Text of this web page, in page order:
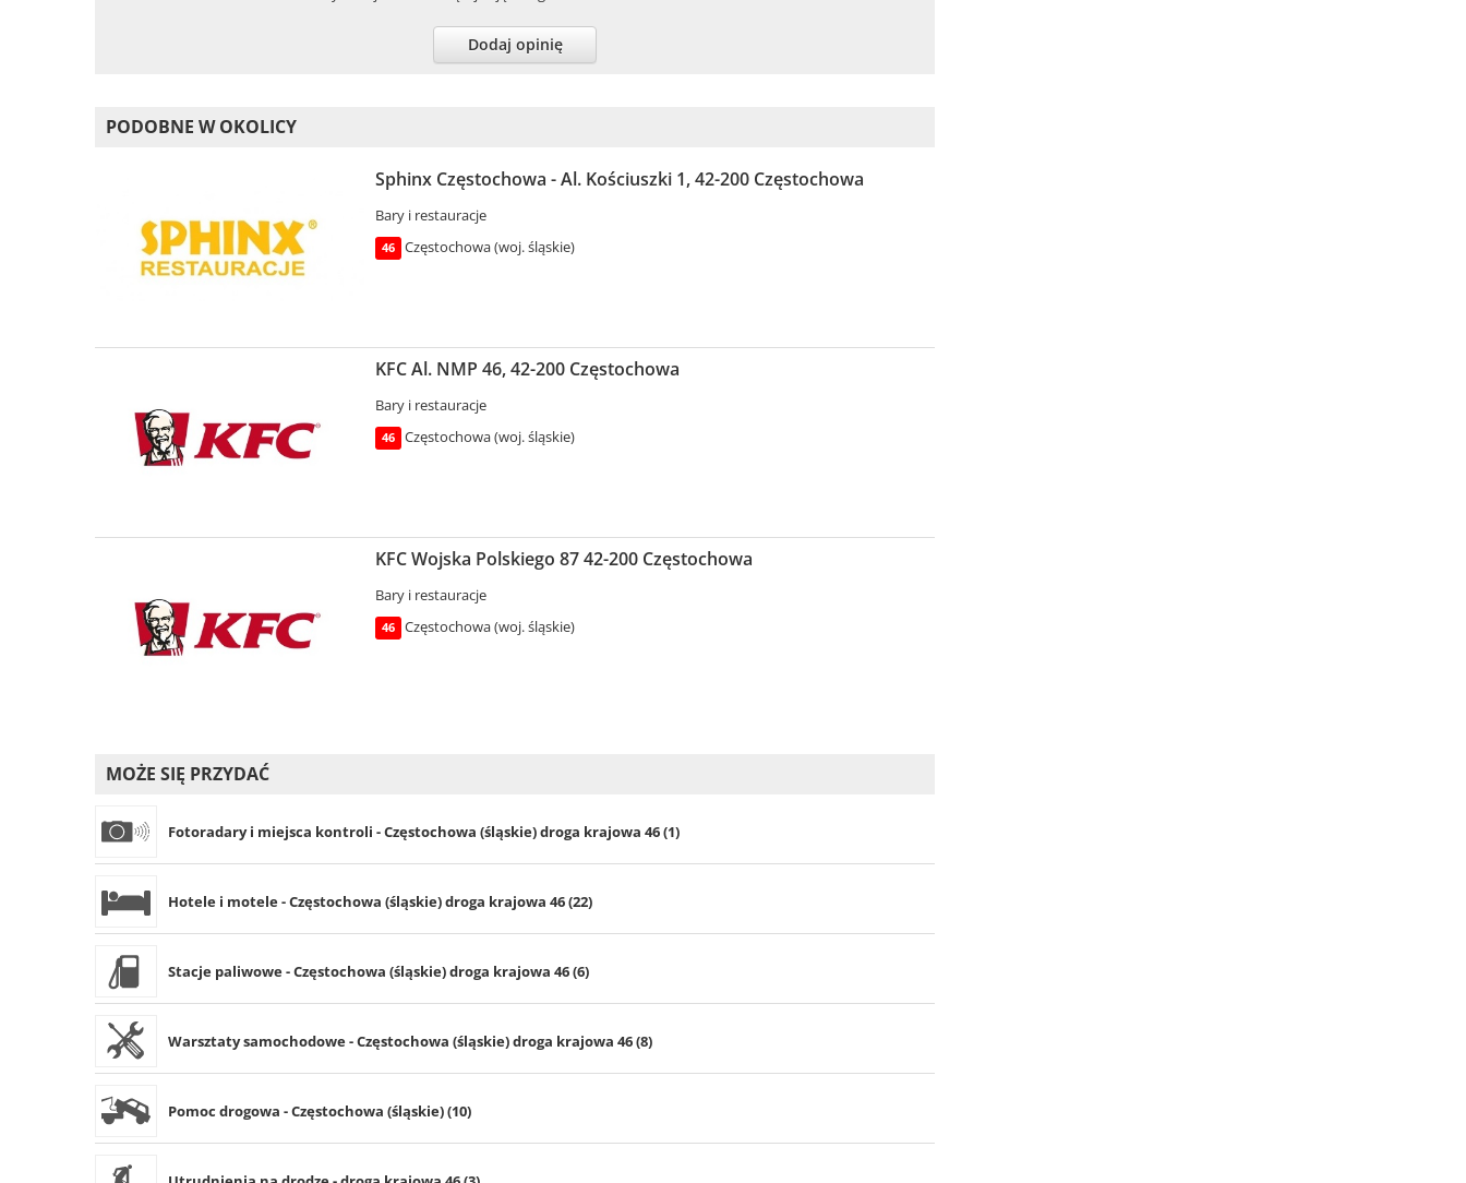
Dodaj opinię
PODOBNE W OKOLICY
Sphinx Częstochowa - Al. Kościuszki 1, 42-200 Częstochowa
Bary i restauracje
46 Częstochowa (woj. śląskie)
KFC Al. NMP 46, 42-200 Częstochowa
Bary i restauracje
46 Częstochowa (woj. śląskie)
KFC Wojska Polskiego 87 42-200 Częstochowa
Bary i restauracje
46 Częstochowa (woj. śląskie)
MOŻE SIĘ PRZYDAĆ
Fotoradary i miejsca kontroli - Częstochowa (śląskie) droga krajowa 46 (1)
Hotele i motele - Częstochowa (śląskie) droga krajowa 46 (22)
Stacje paliwowe - Częstochowa (śląskie) droga krajowa 46 (6)
Warsztaty samochodowe - Częstochowa (śląskie) droga krajowa 46 (8)
Pomoc drogowa - Częstochowa (śląskie) (10)